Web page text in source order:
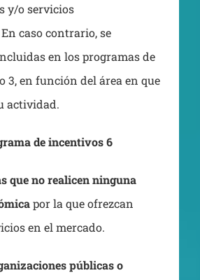
y/o servicios
caso contrario, se
en los programas de
3, en función del área en que
actividad.
de incentivos 6
que no realicen ninguna
por la que ofrezcan
en el mercado.
públicas o